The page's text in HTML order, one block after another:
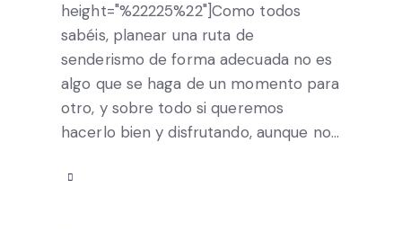
height="%22225%22"]Como todos
sabéis, planear una ruta de
senderismo de forma adecuada no es
algo que se haga de un momento para
otro, y sobre todo si queremos
hacerlo bien y disfrutando, aunque no…